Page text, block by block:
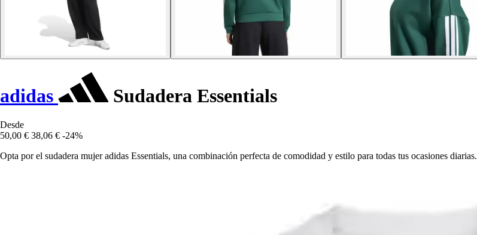
adidas Sudadera Essentials
Desde
50,00 € 38,06 € -24%
Opta por el sudadera mujer adidas Essentials, una combinación perfecta de comodidad y estilo para todas tus ocasiones diarias.